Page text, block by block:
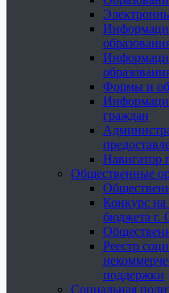
Формы и
граждан
Навигатор
Общественные
Конкурс на
бюджета
Реестр
поддержки
Социальная